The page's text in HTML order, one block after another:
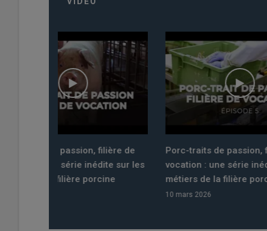
Porc-traits de passion, filière de
vocation : une série inédite sur les
métiers de la filière porcine
année